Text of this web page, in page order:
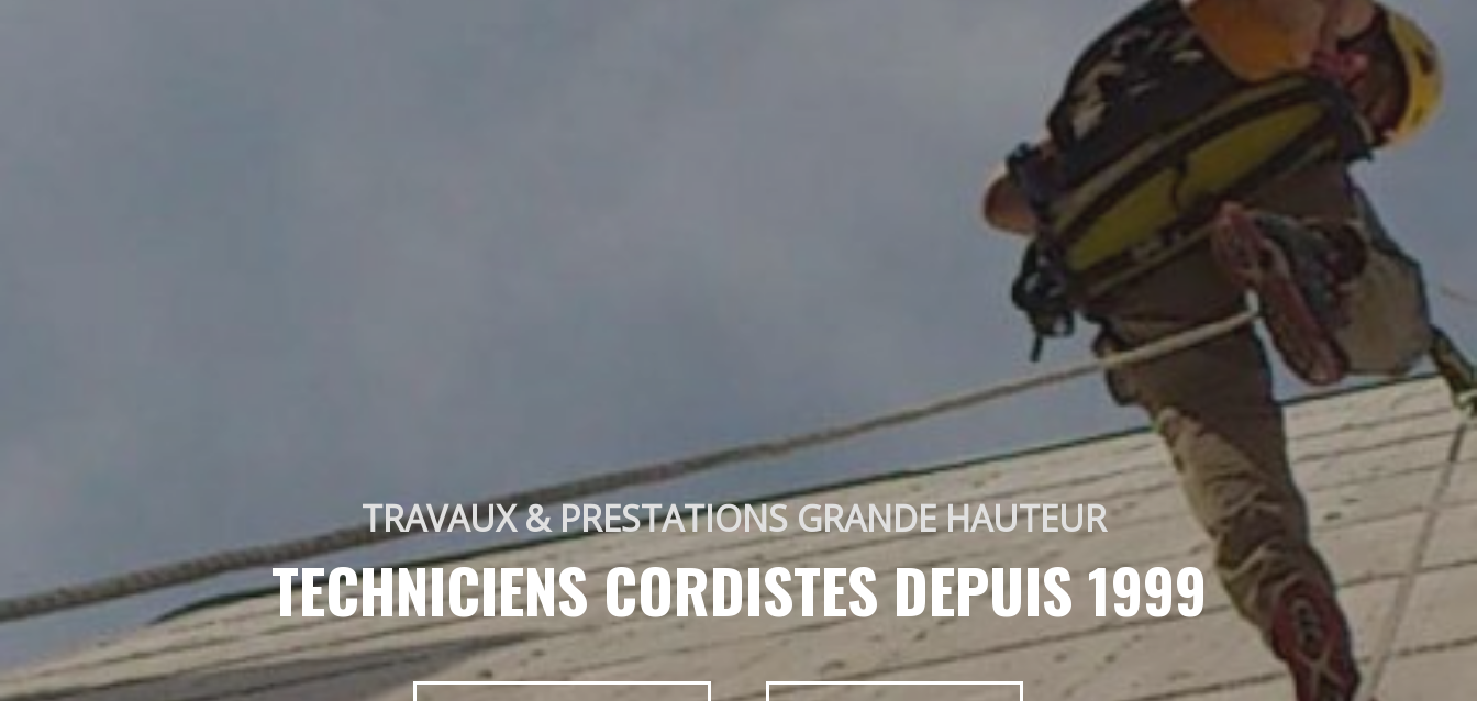
TRAVAUX & PRESTATIONS GRANDE HAUTEUR
TECHNICIENS CORDISTES DEPUIS 1999